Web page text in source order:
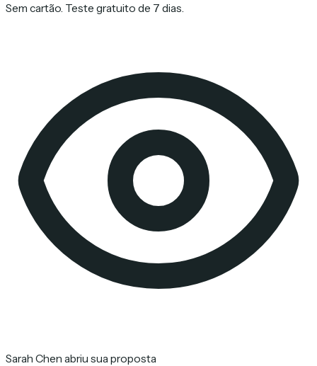
Sem cartão. Teste gratuito de 7 dias.
Sarah Chen abriu sua proposta